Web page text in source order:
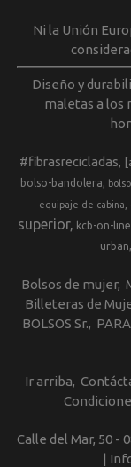
Ni la Unión
Diseño y
maletas a los
#fibrasrecicladas
bolso-bandolera
equipaje-de-cabina
superior
kcb-on-line
urban
Bolsos de mujer
Billeteras de
BOLSOS Sr.
Ir arriba
Calle del Mar, 50 -
|